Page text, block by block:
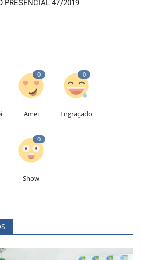
PRESENCIAL 47/2019
0
Amei
0
Engraçado
0
Show